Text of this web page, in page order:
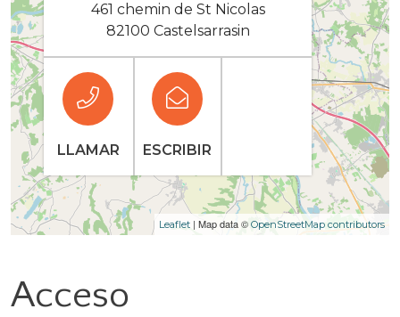
Leaflet | Map data © OpenStreetMap contributors
461 chemin de St Nicolas
82100 Castelsarrasin
LLAMAR ESCRIBIR
Acceso